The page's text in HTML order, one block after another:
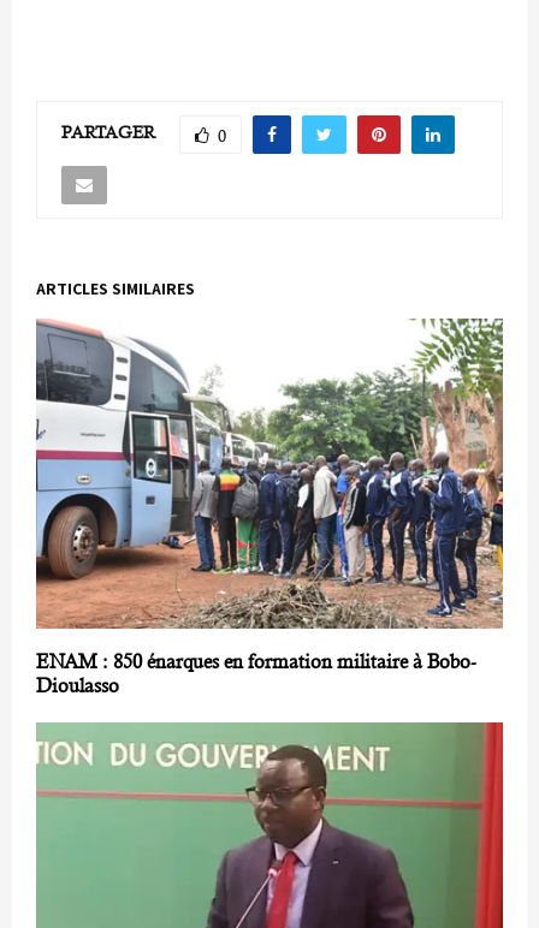
PARTAGER 0
ARTICLES SIMILAIRES
ENAM : 850 énarques en formation militaire à Bobo-
Dioulasso